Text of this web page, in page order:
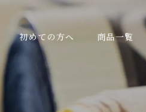
初めての方へ 商品一覧